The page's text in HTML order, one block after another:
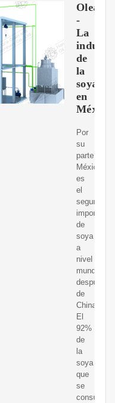
-
La
de
la
soya
en
México
Por
su
parte,
México
es
el
segundo
importador
de
soya
a
nivel
mundial,
después
de
China.
El
92%
de
la
soya
que
se
consume